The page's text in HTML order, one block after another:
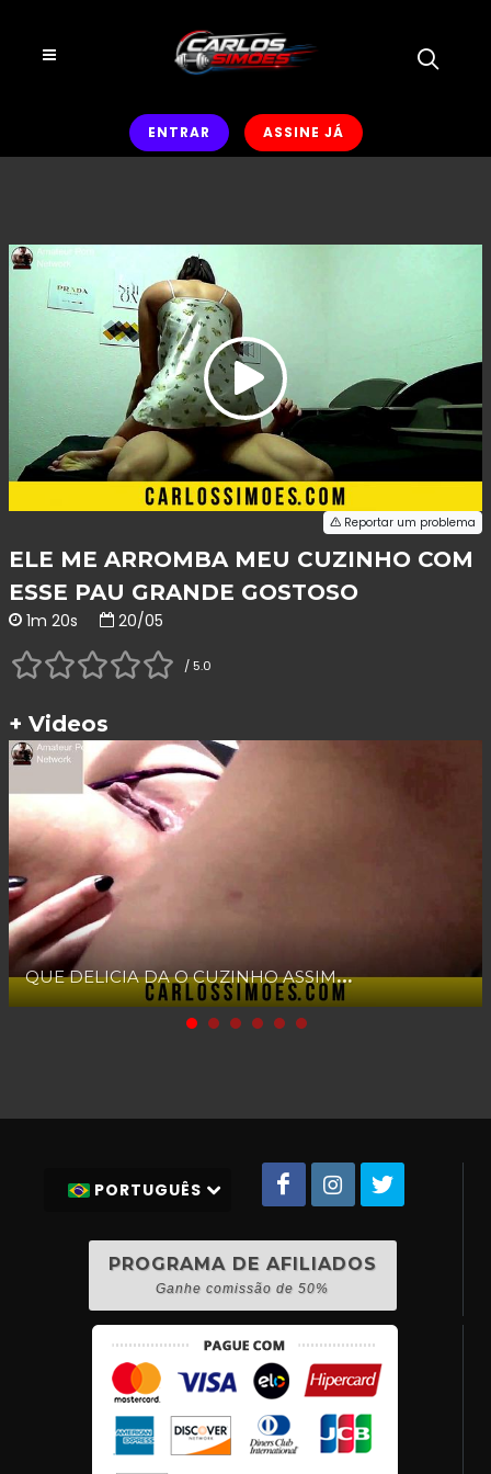
ENTRAR ASSINE JÁ
Reportar um problema
ELE ME ARROMBA MEU CUZINHO COM
ESSE PAU GRANDE GOSTOSO
1m 20s 20/05
/ 5.0
+ Videos
QUE DELICIA DA O CUZINHO ASSIM PARA UM PAUZUDO GOSTOSO
PORTUGUÊS
PROGRAMA DE AFILIADOS
Ganhe comissão de 50%